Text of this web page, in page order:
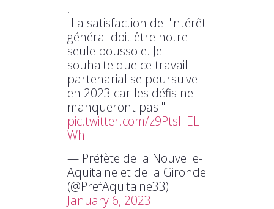
…
"La satisfaction de l'intérêt
général doit être notre
seule boussole. Je
souhaite que ce travail
partenarial se poursuive
en 2023 car les défis ne
manqueront pas."
pic.twitter.com/z9PtsHEL
Wh
— Préfète de la Nouvelle-
Aquitaine et de la Gironde
(@PrefAquitaine33)
January 6, 2023